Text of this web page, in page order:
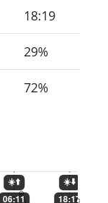
18:19
29%
72%